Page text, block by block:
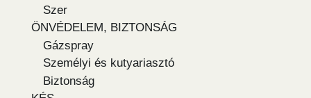
Szer
ÖNVÉDELEM, BIZTONSÁG
Gázspray
Személyi és kutyariasztó
Biztonság